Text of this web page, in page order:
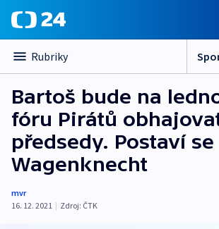
Rubriky
Bartoš bude na
fóru Pirátů
předsedy. Postaví se
Wagenknecht
mvr
16. 12. 2021 | Zdroj: ČTK